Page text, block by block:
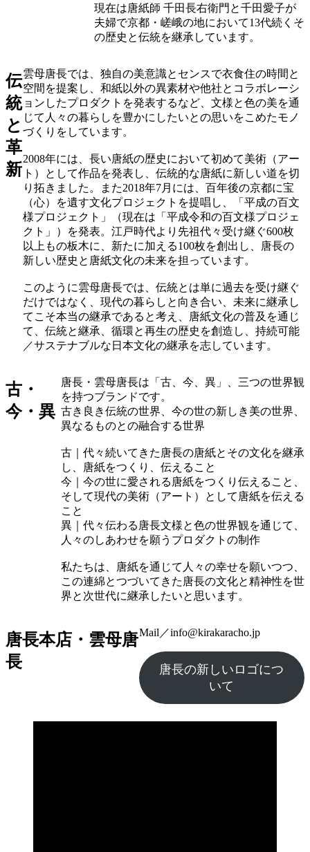
現在は唐紙師 千田長右衛門と千田愛子が
夫婦で京都・嵯峨の地において13代続くそ
の歴史と伝統を継承しています。
伝
統
と
革
新
雲母唐長では、独自の美意識とセンスで衣食住の時間と
空間を提案し、和紙以外の異素材や他社とコラボレーシ
ョンしたプロダクトを発表するなど、文様と色の美を通
じて人々の暮らしを豊かにしたいとの思いをこめたモノ
づくりをしています。
2008年には、長い唐紙の歴史において初めて美術（アー
ト）として作品を発表し、伝統的な唐紙に新しい道を切
り拓きました。また2018年7月には、百年後の京都に宝
（心）を遺す文化プロジェクトを提唱し、「平成の百文
様プロジェクト」（現在は「平成令和の百文様プロジェ
クト」）を発表。江戸時代より先祖代々受け継ぐ600枚
以上もの板木に、新たに加える100枚を創出し、唐長の
新しい歴史と唐紙文化の未来を担っています。
このように雲母唐長では、伝統とは単に過去を受け継ぐ
だけではなく、現代の暮らしと向き合い、未来に継承し
てこそ本当の継承であると考え、唐紙文化の普及を通じ
て、伝統と継承、循環と再生の歴史を創造し、持続可能
／サステナブルな日本文化の継承を志しています。
古・
今・異
唐長・雲母唐長は「古、今、異」、三つの世界観
を持つブランドです。
古き良き伝統の世界、今の世の新しき美の世界、
異なるものとの融合する世界
古｜代々続いてきた唐長の唐紙とその文化を継承
し、唐紙をつくり、伝えること
今｜今の世に愛される唐紙をつくり伝えること、
そして現代の美術（アート）として唐紙を伝える
こと
異｜代々伝わる唐長文様と色の世界観を通じて、
人々のしあわせを願うプロダクトの制作
私たちは、唐紙を通じて人々の幸せを願いつつ、
この連綿とつづいてきた唐長の文化と精神性を世
界と次世代に継承したいと思います。
唐長本店・雲母唐
長
Mail／info@kirakaracho.jp
唐長の新しいロゴにつ
いて